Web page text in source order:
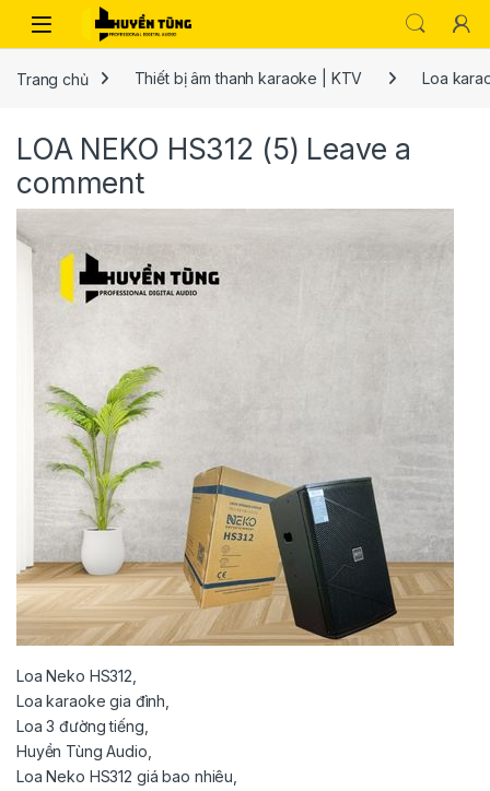
Trang chủ Thiết bị âm thanh karaoke | KTV Loa
LOA NEKO HS312 (5) Leave a
comment
Loa Neko HS312,
Loa karaoke gia đình,
Loa 3 đường tiếng,
Huyền Tùng Audio,
Loa Neko HS312 giá bao nhiêu,